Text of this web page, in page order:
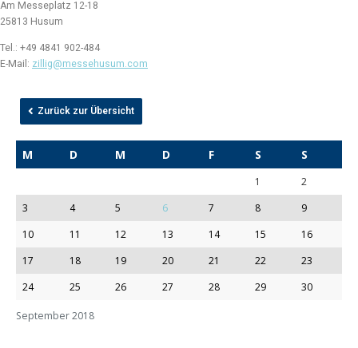
Am Messeplatz 12-18
25813 Husum
Tel.: +49 4841 902-484
E-Mail: zillig@messehusum.com
Zurück zur Übersicht
September 2018
M D M D F S S
1
2
3
4 5 6 7 8
9
10
11 12 13 14 15
16
17
18 19 20 21 22
23
24
25 26 27 28 29 30